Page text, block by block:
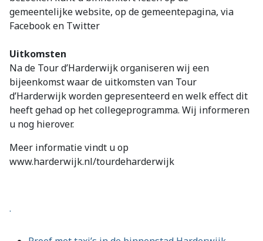
gemeentelijke website, op de gemeentepagina, via
Facebook en Twitter
Uitkomsten
Na de Tour d’Harderwijk organiseren wij een
bijeenkomst waar de uitkomsten van Tour
d’Harderwijk worden gepresenteerd en welk effect dit
heeft gehad op het collegeprogramma. Wij informeren
u nog hierover.
Meer informatie vindt u op
www.harderwijk.nl/tourdeharderwijk
.